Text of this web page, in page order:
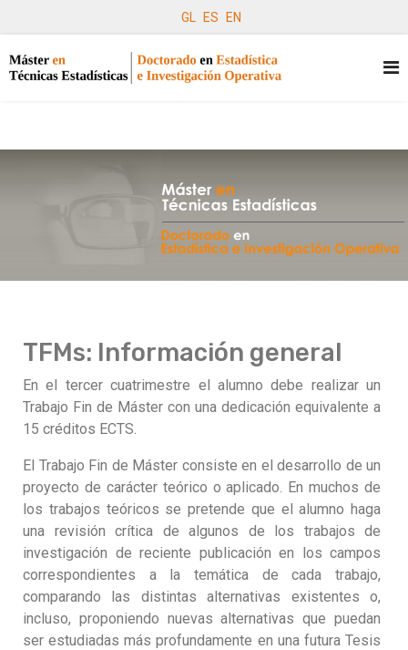
GL ES EN
TFMs: Información general
En el tercer cuatrimestre el alumno debe realizar un
Trabajo Fin de Máster con una dedicación equivalente a
15 créditos ECTS.
El Trabajo Fin de Máster consiste en el desarrollo de un
proyecto de carácter teórico o aplicado. En muchos de
los trabajos teóricos se pretende que el alumno haga
una revisión crítica de algunos de los trabajos de
investigación de reciente publicación en los campos
correspondientes a la temática de cada trabajo,
comparando las distintas alternativas existentes o,
incluso, proponiendo nuevas alternativas que puedan
ser estudiadas más profundamente en una futura Tesis